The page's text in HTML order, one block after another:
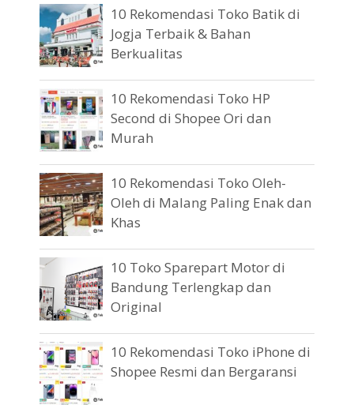
10 Rekomendasi Toko Batik di
Jogja Terbaik & Bahan
Berkualitas
10 Rekomendasi Toko HP
Second di Shopee Ori dan
Murah
10 Rekomendasi Toko Oleh-
Oleh di Malang Paling Enak dan
Khas
10 Toko Sparepart Motor di
Bandung Terlengkap dan
Original
10 Rekomendasi Toko iPhone di
Shopee Resmi dan Bergaransi